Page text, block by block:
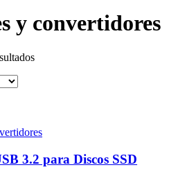
y convertidores
3.2 para Discos SSD